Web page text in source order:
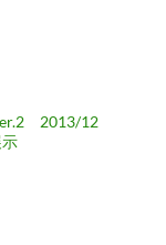
2013/12